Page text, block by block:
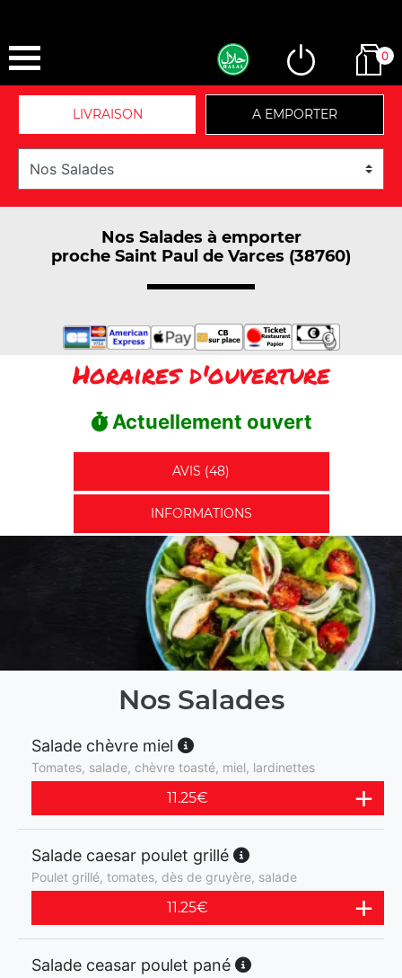
0
LIVRAISON A EMPORTER
Nos Salades à emporter
proche Saint Paul de Varces (38760)
Horaires d'ouverture
Actuellement ouvert
AVIS (48)
INFORMATIONS
Nos Salades
Salade chèvre miel
Tomates, salade, chèvre toasté, miel, lardinettes
11.25€
Salade caesar poulet grillé
Poulet grillé, tomates, dès de gruyère, salade
11.25€
Salade ceasar poulet pané